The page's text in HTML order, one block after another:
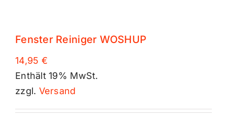
Fenster Reiniger WOSHUP
14,95 €
Enthält 19% MwSt.
zzgl. Versand